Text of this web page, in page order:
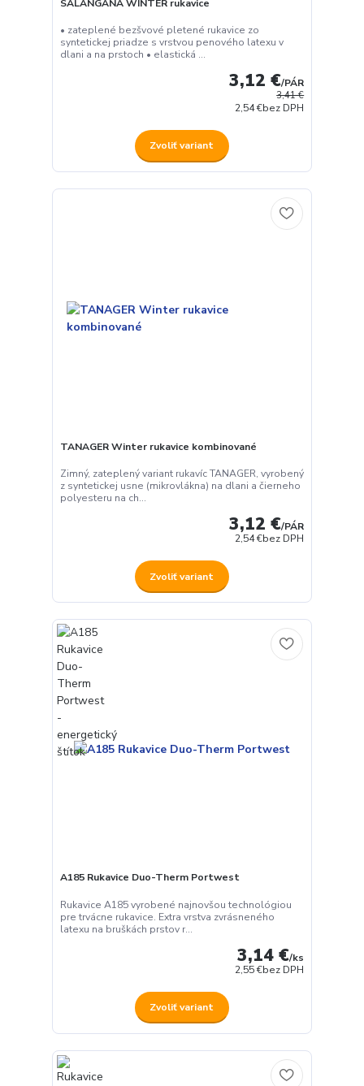
SALANGANA WINTER rukavice
• zateplené bezšvové pletené rukavice zo
syntetickej priadze s vrstvou penového latexu v
dlani a na prstoch • elastická ...
3,41 €
3,12 €/PÁR
2,54 €bez DPH
Zvoliť variant
TANAGER Winter rukavice kombinované
Zimný, zateplený variant rukavíc TANAGER, vyrobený
z syntetickej usne (mikrovlákna) na dlani a čierneho
polyesteru na ch...
3,12 €/PÁR
2,54 €bez DPH
Zvoliť variant
A185 Rukavice Duo-Therm Portwest
Rukavice A185 vyrobené najnovšou technológiou
pre trvácne rukavice. Extra vrstva zvrásneného
latexu na bruškách prstov r...
3,14 €/ks
2,55 €bez DPH
Zvoliť variant